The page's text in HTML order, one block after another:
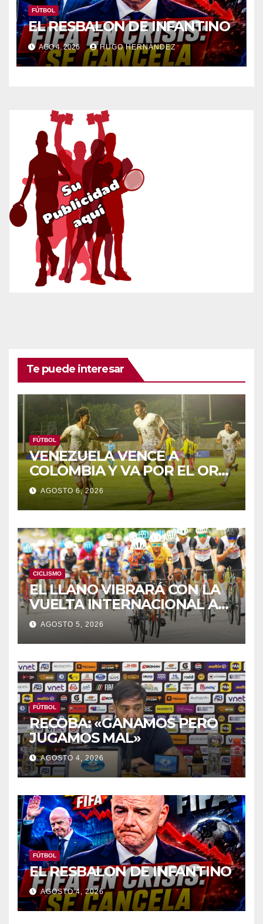
FÚTBOL
EL RESBALON DE INFANTINO
AGO 4, 2026 HUGO HERNÁNDEZ
Te puede interesar
FÚTBOL
VENEZUELA VENCE A
COLOMBIA Y VA POR EL ORO
DE LOS JCAC
AGOSTO 6, 2026
CICLISMO
EL LLANO VIBRARÁ CON LA
VUELTA INTERNACIONAL A
ZAMORA
AGOSTO 5, 2026
FÚTBOL
RECOBA: «GANAMOS PERO
JUGAMOS MAL»
AGOSTO 4, 2026
FÚTBOL
EL RESBALON DE INFANTINO
AGOSTO 4, 2026